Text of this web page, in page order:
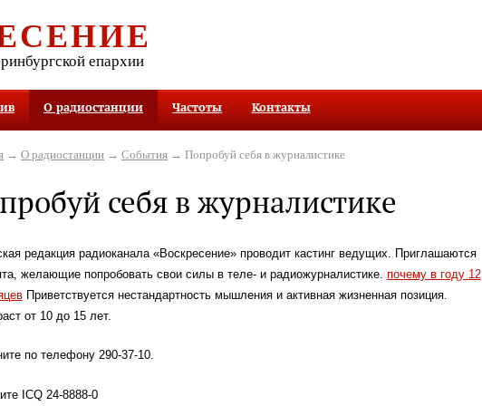
епархии
О радиостанции Частоты Контакты
→О радиостанции →События → Попробуй себя в журналистике
себя в журналистике
редакция радиоканала «Воскресение» проводит кастинг ведущих. Приглашаются
желающие попробовать свои силы в теле- и радиожурналистике. почему в году 12
Приветствуется нестандартность мышления и активная жизненная позиция.
от 10 до 15 лет.
по телефону 290-37-10.
ICQ 24-8888-0